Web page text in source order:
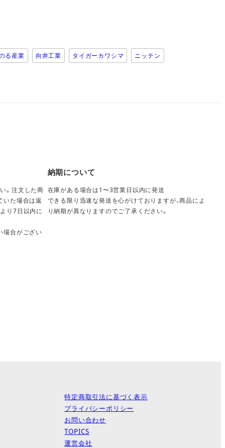
る産業 向井工業 タイガーカワシマ ニッテン
。注文した商
いた場合は返
り7日以内に
場合がござい
納期について
在庫がある場合は1〜3営業日以内に発送
できる限り迅速な発送を心がけておりますが、商品によ
り納期が異なりますのでご了承ください。
特定商取引法に基づく表示
プライバシーポリシー
お問い合わせ
TOPICS
運営会社